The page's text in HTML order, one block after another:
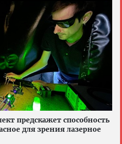
предскажет способность
для зрения лазерное